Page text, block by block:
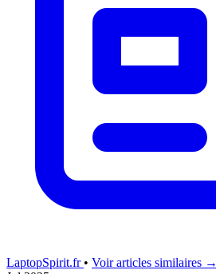
LaptopSpirit.fr • Voir articles similaires →